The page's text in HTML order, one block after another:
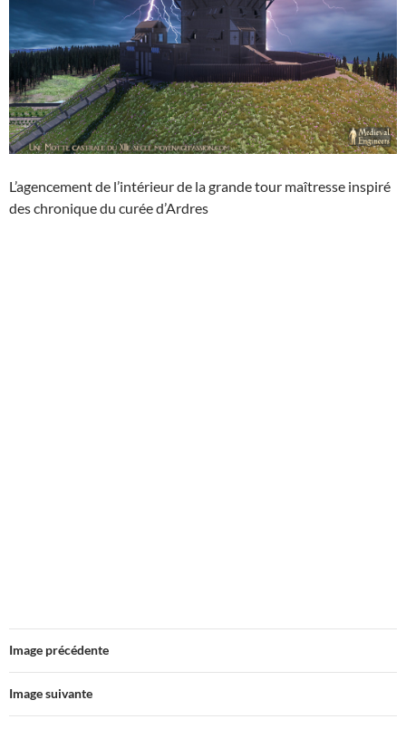
L’agencement de l’intérieur de la grande tour maîtresse inspiré
des chronique du curée d’Ardres
Image précédente
Image suivante